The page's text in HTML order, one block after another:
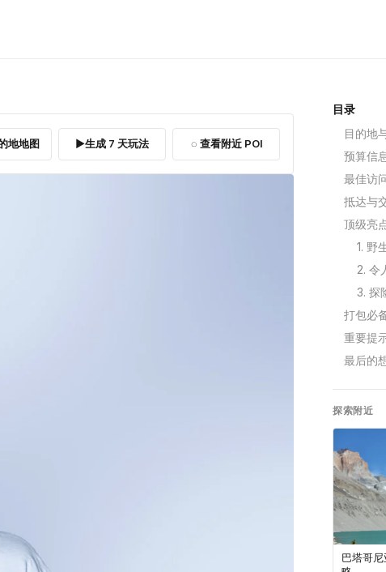
地地图 生成 7 天玩法 查看附近 POI
目录
目的地
预算信
最佳访
抵达与
顶级亮
1. 野
2. 令
3. 探
打包必
重要提
最后的
探索附近
巴塔哥